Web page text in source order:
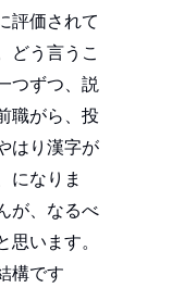
評価されて
どう言うこ
つずつ、説
職がら、投
はり漢字が
になりま
が、なるべ
思います。
構です